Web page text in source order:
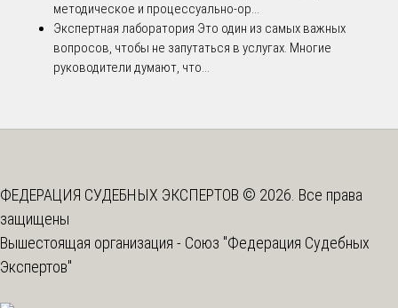
методическое и процессуально-ор...
Экспертная лаборатория Это один из самых важных
вопросов, чтобы не запутаться в услугах. Многие
руководители думают, что...
ФЕДЕРАЦИЯ СУДЕБНЫХ ЭКСПЕРТОВ © 2026. Все права
защищены
Вышестоящая организация - Союз "Федерация Судебных
Экспертов"